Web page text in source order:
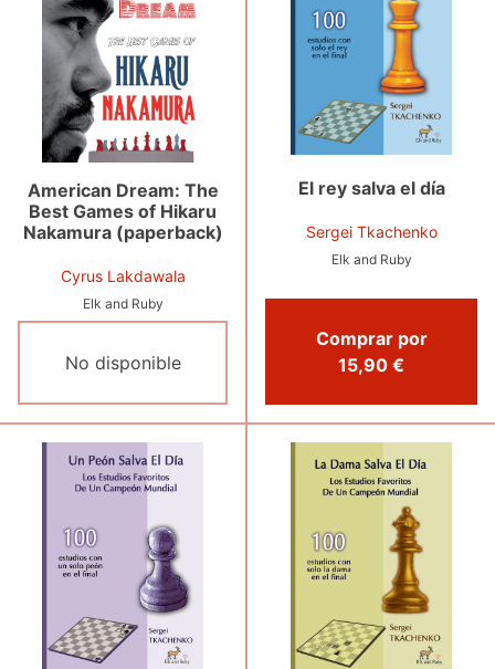
American Dream: The
Best Games of Hikaru
Nakamura (paperback)
Cyrus Lakdawala
Elk and Ruby
No disponible
El rey salva el día
Sergei Tkachenko
Elk and Ruby
Comprar por
15,90 €